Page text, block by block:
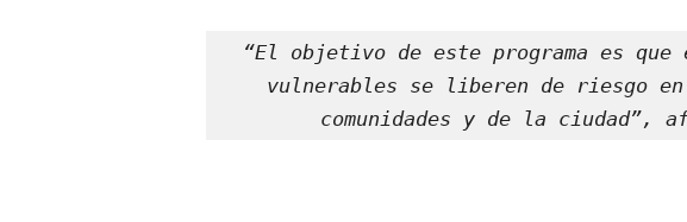
“El objetivo de este programa es
vulnerables se liberen de riesgo
comunidades y de la ciudad”,